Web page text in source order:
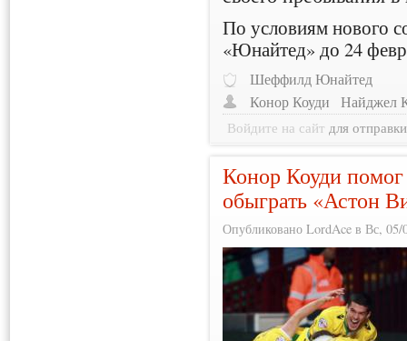
По условиям нового
«Юнайтед» до 24
Шеффилд Юнайтед
Конор Коуди Найджел
Войдите на сайт для
Конор Коуди
обыграть «Астон
Опубликовано LordAce в Вс, 05/